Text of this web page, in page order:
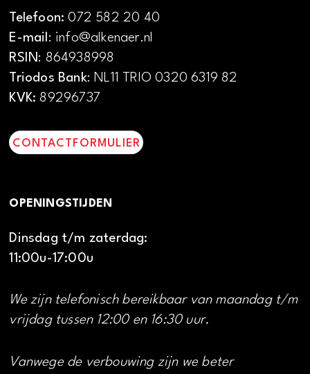
Telefoon:072 582 20 40
E-mail: info@alkenaer.nl
RSIN: 864938998
Triodos Bank: NL11 TRIO 0320 6319 82
KVK: 89296737
CONTACTFORMULIER
OPENINGSTIJDEN
Dinsdag t/m zaterdag:
11:00u-17:00u
We zijn telefonisch bereikbaar van maandag t/m
vrijdag tussen 12:00 en 16:30 uur.
Vanwege de verbouwing zijn we beter